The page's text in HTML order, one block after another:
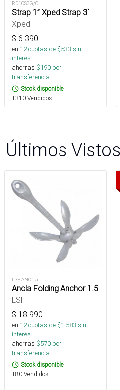
RD1CS3G/O
Strap 1” Xped Strap 3`
Xped
$ 6.390
en 12cuotas de $533 sin
interés
ahorras $190 por
transferencia.
Stock disponible
+310 Vendidos
Últimos Vistos
LSF ANC1.5
Ancla Folding Anchor 1.5
LSF
$ 18.990
en 12cuotas de $1.583 sin
interés
ahorras $570 por
transferencia.
Stock disponible
+80 Vendidos